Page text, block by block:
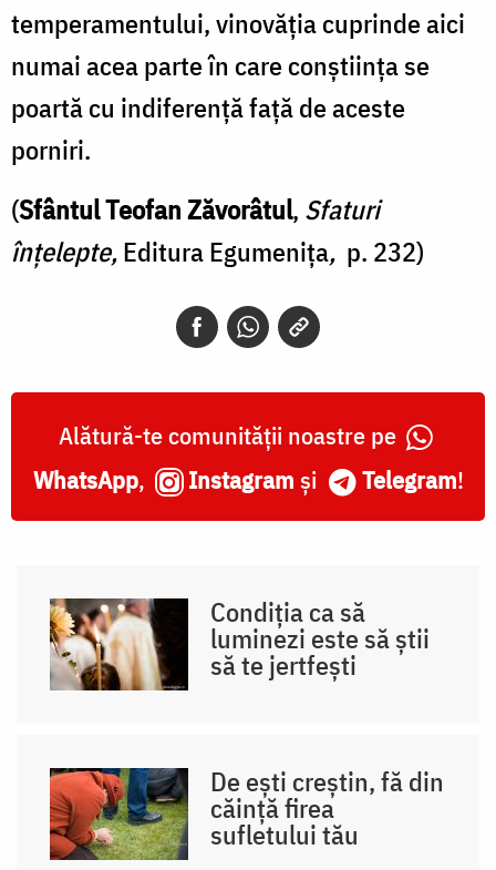
temperamentului, vinovăţia cuprinde aici
numai acea parte în care conştiinţa se
poartă cu indiferenţă faţă de aceste
porniri.
(Sfântul Teofan Zăvorâtul, Sfaturi
înțelepte,Editura Egumenița, p. 232)
Alătură-te comunității noastre pe
WhatsApp, Instagram și Telegram!
Condiția ca să
luminezi este să știi
să te jertfești
De ești creștin, fă din
căință firea
sufletului tău